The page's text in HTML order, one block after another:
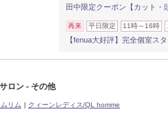
田中限定クーポン【カット・
再来 平日限定 11時～16時
【fenua大好評】完全個室
ロン - その他
リム クィーンレディス/QL homme